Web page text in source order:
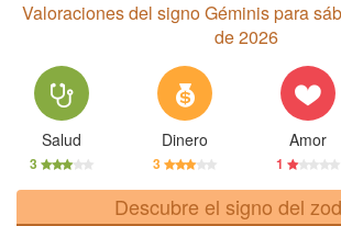
Valoraciones del signo Géminis para
de 2026
Salud
3
Dinero
3
Amor
1
Descubre el signo del